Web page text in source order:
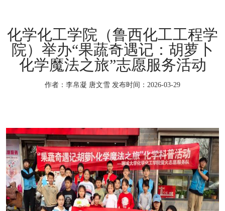
化学化工学院（鲁西化工工程学
院）举办“果蔬奇遇记：胡萝卜
化学魔法之旅”志愿服务活动
作者：李帛凝 唐文雪 发布时间：2026-03-29